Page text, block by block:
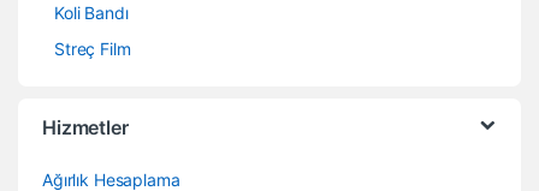
Koli Bandı
Streç Film
Hizmetler
Ağırlık Hesaplama